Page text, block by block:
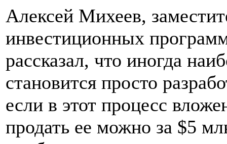
Алексей Михеев,
инвестиционных
рассказал, что иногда
становится просто
если в этот процесс
продать ее можно за $5